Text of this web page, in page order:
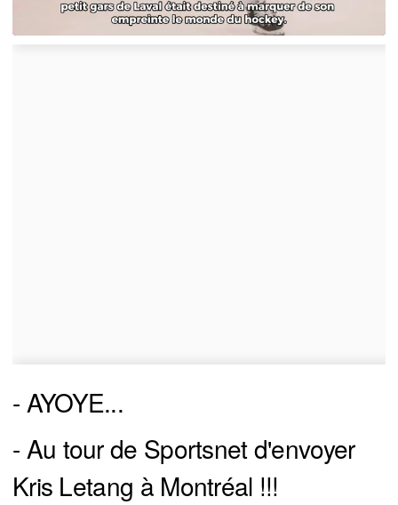
- AYOYE...
- Au tour de Sportsnet d'envoyer
Kris Letang à Montréal !!!